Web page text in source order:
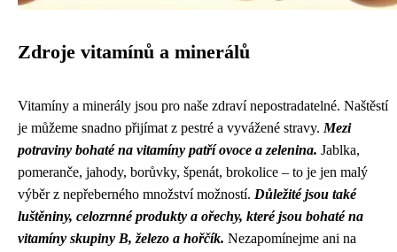
Zdroje vitamínů a minerálů
Vitamíny a minerály jsou pro naše zdraví nepostradatelné. Naštěstí
je můžeme snadno přijímat z pestré a vyvážené stravy. Mezi
potraviny bohaté na vitamíny patří ovoce a zelenina. Jablka,
pomeranče, jahody, borůvky, špenát, brokolice – to je jen malý
výběr z nepřeberného množství možností. Důležité jsou také
luštěniny, celozrnné produkty a ořechy, které jsou bohaté na
vitamíny skupiny B, železo a hořčík. Nezapomínejme ani na